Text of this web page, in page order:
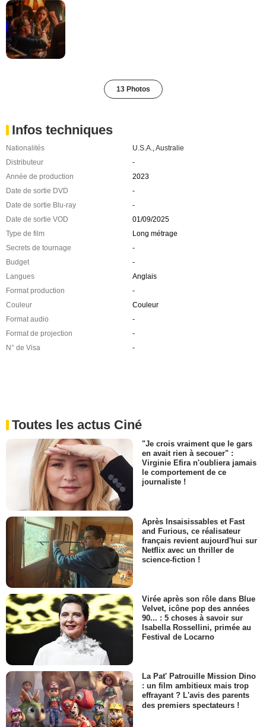
13 Photos
Infos techniques
Nationalités U.S.A.,Australie
Distributeur
-
Année de production
2023
Date de sortie DVD
-
Date de sortie Blu-ray
-
Date de sortie VOD
01/09/2025
Type de film
Long métrage
Secrets de tournage
-
Budget
-
Langues
Anglais
Format production
-
Couleur
Couleur
Format audio
-
Format de projection
-
N° de Visa
-
Toutes les actus Ciné
"Je crois vraiment que le gars
en avait rien à secouer" :
Virginie Efira n'oubliera jamais
le comportement de ce
journaliste !
Après Insaisissables et Fast
and Furious, ce réalisateur
français revient aujourd'hui sur
Netflix avec un thriller de
science-fiction !
Virée après son rôle dans Blue
Velvet, icône pop des années
90... : 5 choses à savoir sur
Isabella Rossellini, primée au
Festival de Locarno
La Pat' Patrouille Mission Dino
: un film ambitieux mais trop
effrayant ? L'avis des parents
des premiers spectateurs !